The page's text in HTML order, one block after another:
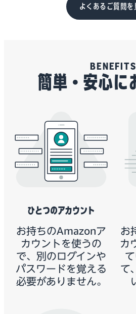
よくあるご質問を
BENEFITS
簡単・安心に
ひとつのアカウント
お持ちのAmazonア
カウントを使うの
で、別のログインや
パスワードを覚える
必要がありません。
お
カ
て